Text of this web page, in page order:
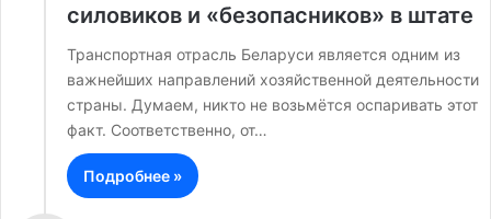
силовиков и «безопасников» в штате
Транспортная отрасль Беларуси является одним из
важнейших направлений хозяйственной деятельности
страны. Думаем, никто не возьмётся оспаривать этот
факт. Соответственно, от…
Подробнее »